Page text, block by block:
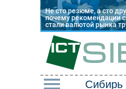
Не сто резюме, а сто
почему рекомендации
стали валютой рынка